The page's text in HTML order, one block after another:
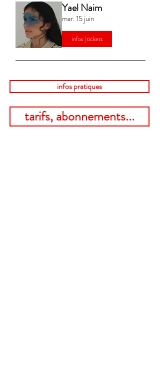
Yael Naim
mar. 15 juin
infos | tickets
infos pratiques
tarifs, abonnements...